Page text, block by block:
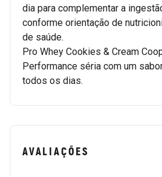
dia para complementar a
conforme orientação de
de saúde.
Pro Whey Cookies & Cream
Performance séria com um
todos os dias.
AVALIAÇÕES